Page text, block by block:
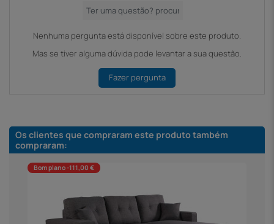
Nenhuma pergunta está disponível sobre este produto.
Mas se tiver alguma dúvida pode levantar a sua questão.
Fazer pergunta
Os clientes que compraram este produto também
compraram:
Bom plano -111,00 €